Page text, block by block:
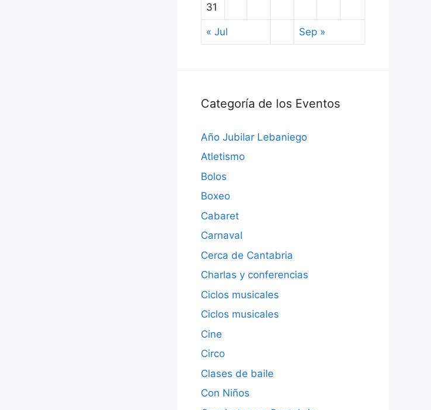
31
« Jul Sep »
Categoría de los Eventos
Año Jubilar Lebaniego
Atletismo
Bolos
Boxeo
Cabaret
Carnaval
Cerca de Cantabria
Charlas y conferencias
Ciclos musicales
Ciclos musicales
Cine
Circo
Clases de baile
Con Niños